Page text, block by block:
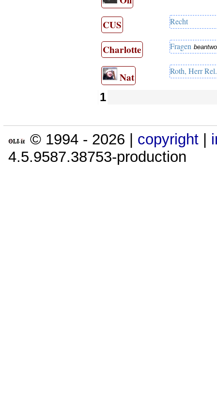
CUS Recht
Charlotte Fragen
Nat Roth, Herr
1
© 1994 - 2026 copyright
4.5.9587.38753-production